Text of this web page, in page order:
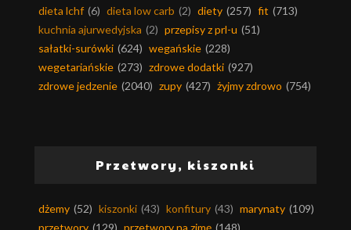
dieta lchf (6) dieta low carb (2) diety (257) fit (713)
kuchnia ajurwedyjska (2) przepisy z prl-u (51)
sałatki-surówki (624) wegańskie (228)
wegetariańskie (273) zdrowe dodatki (927)
zdrowe jedzenie (2040) zupy (427) żyjmy zdrowo (754)
Przetwory, kiszonki
dżemy (52) kiszonki (43) konfitury (43) marynaty (109)